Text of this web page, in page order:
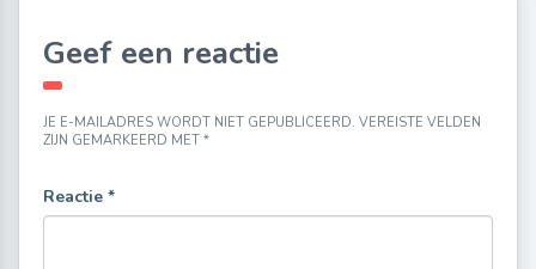
Geef een reactie
JE E-MAILADRES WORDT NIET GEPUBLICEERD. VEREISTE VELDEN
ZIJN GEMARKEERD MET *
Reactie *